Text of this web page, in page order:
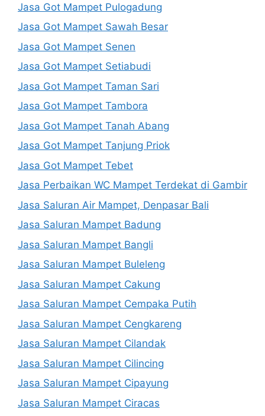
Jasa Got Mampet Pulogadung
Jasa Got Mampet Sawah Besar
Jasa Got Mampet Senen
Jasa Got Mampet Setiabudi
Jasa Got Mampet Taman Sari
Jasa Got Mampet Tambora
Jasa Got Mampet Tanah Abang
Jasa Got Mampet Tanjung Priok
Jasa Got Mampet Tebet
Jasa Perbaikan WC Mampet Terdekat di Gambir
Jasa Saluran Air Mampet, Denpasar Bali
Jasa Saluran Mampet Badung
Jasa Saluran Mampet Bangli
Jasa Saluran Mampet Buleleng
Jasa Saluran Mampet Cakung
Jasa Saluran Mampet Cempaka Putih
Jasa Saluran Mampet Cengkareng
Jasa Saluran Mampet Cilandak
Jasa Saluran Mampet Cilincing
Jasa Saluran Mampet Cipayung
Jasa Saluran Mampet Ciracas